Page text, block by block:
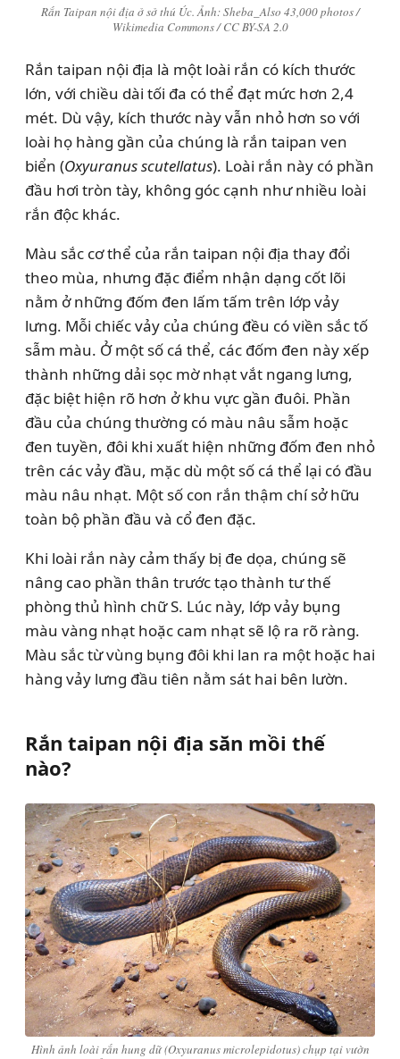
Rắn Taipan nội địa ở sở thú Úc. Ảnh: Sheba_Also 43,000 photos /
Wikimedia Commons / CC BY-SA 2.0
Rắn taipan nội địa là một loài rắn có kích thước
lớn, với chiều dài tối đa có thể đạt mức hơn 2,4
mét. Dù vậy, kích thước này vẫn nhỏ hơn so với
loài họ hàng gần của chúng là rắn taipan ven
biển (Oxyuranus scutellatus). Loài rắn này có phần
đầu hơi tròn tày, không góc cạnh như nhiều loài
rắn độc khác.
Màu sắc cơ thể của rắn taipan nội địa thay đổi
theo mùa, nhưng đặc điểm nhận dạng cốt lõi
nằm ở những đốm đen lấm tấm trên lớp vảy
lưng. Mỗi chiếc vảy của chúng đều có viền sắc tố
sẫm màu. Ở một số cá thể, các đốm đen này xếp
thành những dải sọc mờ nhạt vắt ngang lưng,
đặc biệt hiện rõ hơn ở khu vực gần đuôi. Phần
đầu của chúng thường có màu nâu sẫm hoặc
đen tuyền, đôi khi xuất hiện những đốm đen nhỏ
trên các vảy đầu, mặc dù một số cá thể lại có đầu
màu nâu nhạt. Một số con rắn thậm chí sở hữu
toàn bộ phần đầu và cổ đen đặc.
Khi loài rắn này cảm thấy bị đe dọa, chúng sẽ
nâng cao phần thân trước tạo thành tư thế
phòng thủ hình chữ S. Lúc này, lớp vảy bụng
màu vàng nhạt hoặc cam nhạt sẽ lộ ra rõ ràng.
Màu sắc từ vùng bụng đôi khi lan ra một hoặc hai
hàng vảy lưng đầu tiên nằm sát hai bên lườn.
Rắn taipan nội địa săn mồi thế
nào?
Hình ảnh loài rắn hung dữ (Oxyuranus microlepidotus) chụp tại vườn